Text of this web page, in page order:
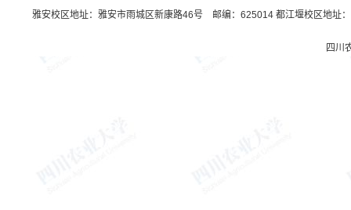
雅安校区地址：雅安市雨城区新康路46号 邮编：625014 都江堰校区地址
四川